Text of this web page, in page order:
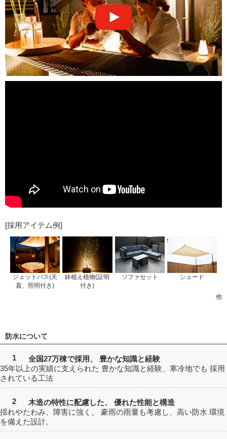
[採用アイテム例]
ジェットバス(天
蓋、照明付き)
鉢植え植物(証明
付き)
ソファセット シェード
他
防水について
1
全国27万棟で採用、 豊かな知識と経験
35年以上の実績に支えられた 豊かな知識と経験、寒冷地でも 採用
されている工法
2
木造の特性に配慮した、 優れた性能と構造
揺れやたわみ、障害に強く、
豪雨の雨量も考慮し、高い防水 環境
を備えた設計。